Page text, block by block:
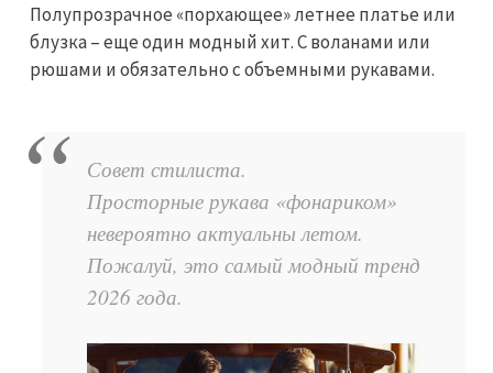
Полупрозрачное «порхающее» летнее платье или
блузка – еще один модный хит. С воланами или
рюшами и обязательно с объемными рукавами.
Совет стилиста.
Просторные рукава «фонариком»
невероятно актуальны летом.
Пожалуй, это самый модный тренд
2026 года.